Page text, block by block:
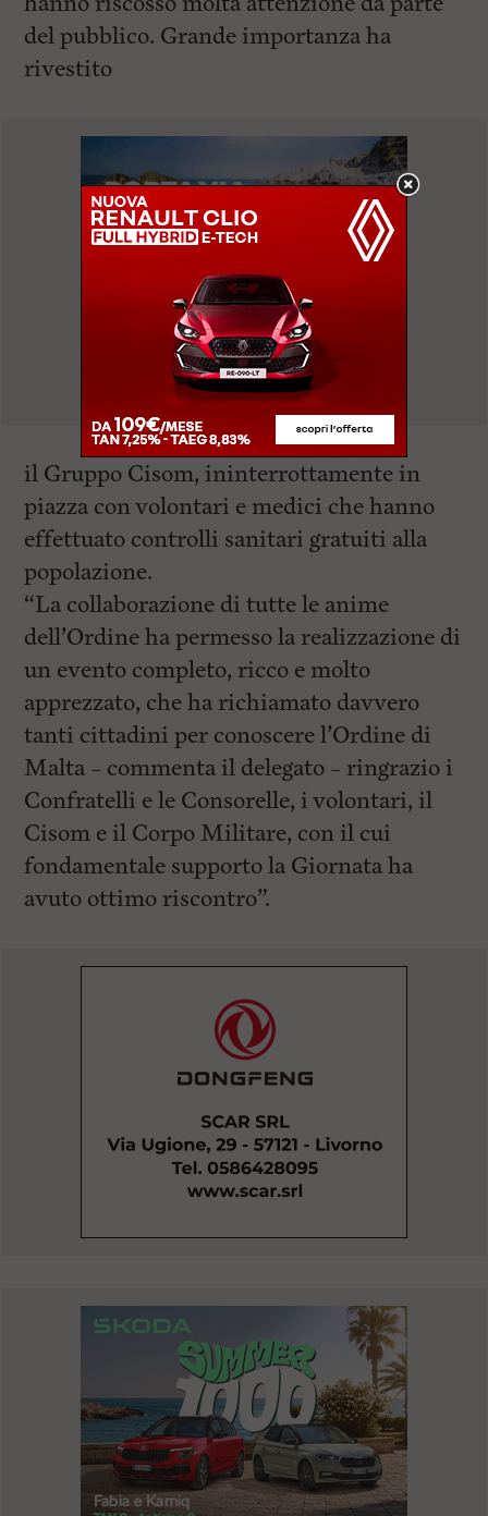
del pubblico. Grande importanza ha
rivestito
il Gruppo Cisom, ininterrottamente in
piazza con volontari e medici che hanno
effettuato controlli sanitari gratuiti alla
popolazione.
“La collaborazione di tutte le anime
dell’Ordine ha permesso la realizzazione di
un evento completo, ricco e molto
apprezzato, che ha richiamato davvero
tanti cittadini per conoscere l’Ordine di
Malta – commenta il delegato – ringrazio i
Confratelli e le Consorelle, i volontari, il
Cisom e il Corpo Militare, con il cui
fondamentale supporto la Giornata ha
avuto ottimo riscontro”.